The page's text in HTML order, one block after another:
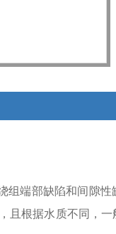
端部缺陷和间隙性
且根据水质不同，